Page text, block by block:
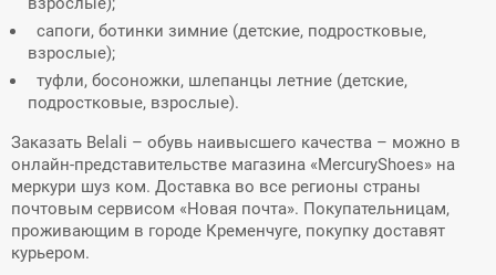
сапоги, ботинки зимние (детские, подростковые,
взрослые);
туфли, босоножки, шлепанцы летние (детские,
подростковые, взрослые).
Заказать Belali – обувь наивысшего качества – можно в
онлайн-представительстве магазина «MercuryShoes» на
меркури шуз ком. Доставка во все регионы страны
почтовым сервисом «Новая почта». Покупательницам,
проживающим в городе Кременчуге, покупку доставят
курьером.